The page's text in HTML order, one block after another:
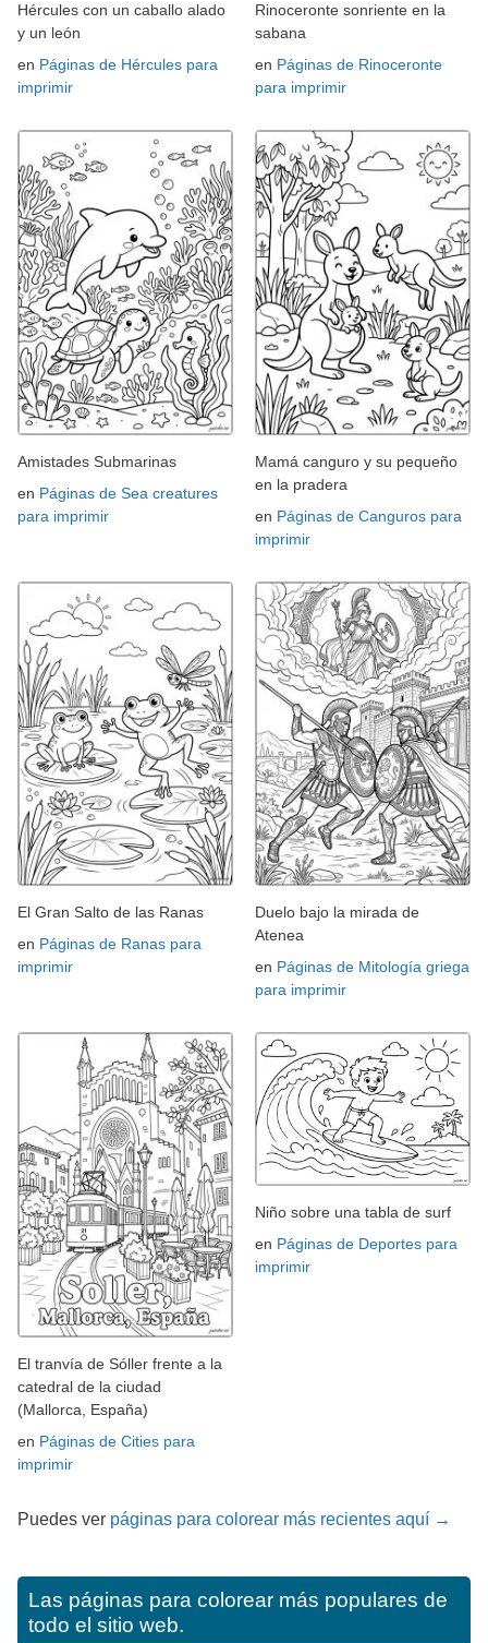
Hércules con un caballo alado
y un león
en Páginas de Hércules para
imprimir
Rinoceronte sonriente en la
sabana
en Páginas de Rinoceronte
para imprimir
Amistades Submarinas
en Páginas de Sea creatures
para imprimir
Mamá canguro y su pequeño
en la pradera
en Páginas de Canguros para
imprimir
El Gran Salto de las Ranas
en Páginas de Ranas para
imprimir
Duelo bajo la mirada de
Atenea
en Páginas de Mitología griega
para imprimir
El tranvía de Sóller frente a la
catedral de la ciudad
(Mallorca, España)
en Páginas de Cities para
imprimir
Niño sobre una tabla de surf
en Páginas de Deportes para
imprimir
Puedes ver páginas para colorear más recientes aquí →
Las páginas para colorear más populares de
todo el sitio web.